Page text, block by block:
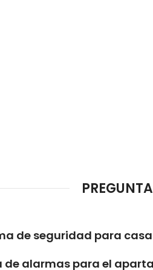
de seguridad para
alarmas para el